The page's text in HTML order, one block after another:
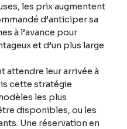
les prix augmentent
d’anticiper sa
à l’avance pour
et d’un plus large
attendre leur arrivée à
cette stratégie
les plus
disponibles, ou les
Une réservation en